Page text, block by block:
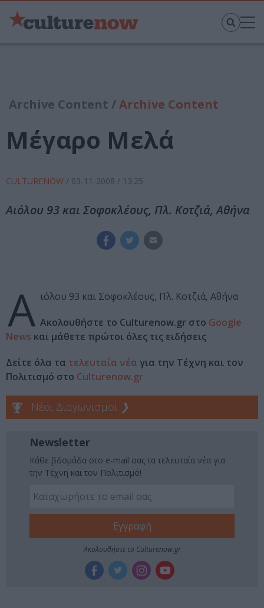
Archive Content /Archive Content
Μέγαρο Μελά
CULTURENOW / 03-11-2008 / 13:25
Αιόλου 93 και Σοφοκλέους, Πλ. Κοτζιά, Αθήνα
Α ιόλου 93 και Σοφοκλέους, Πλ. Κοτζιά, Αθήνα
Ακολουθήστε το Culturenow.gr στο Google
News και μάθετε πρώτοι όλες τις ειδήσεις
Δείτε όλα τα τελευταία νέα για την Τέχνη και τον
Πολιτισμό στο Culturenow.gr
Νέοι Διαγωνισμοί ❯
Newsletter
Κάθε βδομάδα στο e-mail σας τα τελευταία νέα για
την Τέχνη και τον Πολιτισμό!
Ακολουθήστε το Culturenow.gr